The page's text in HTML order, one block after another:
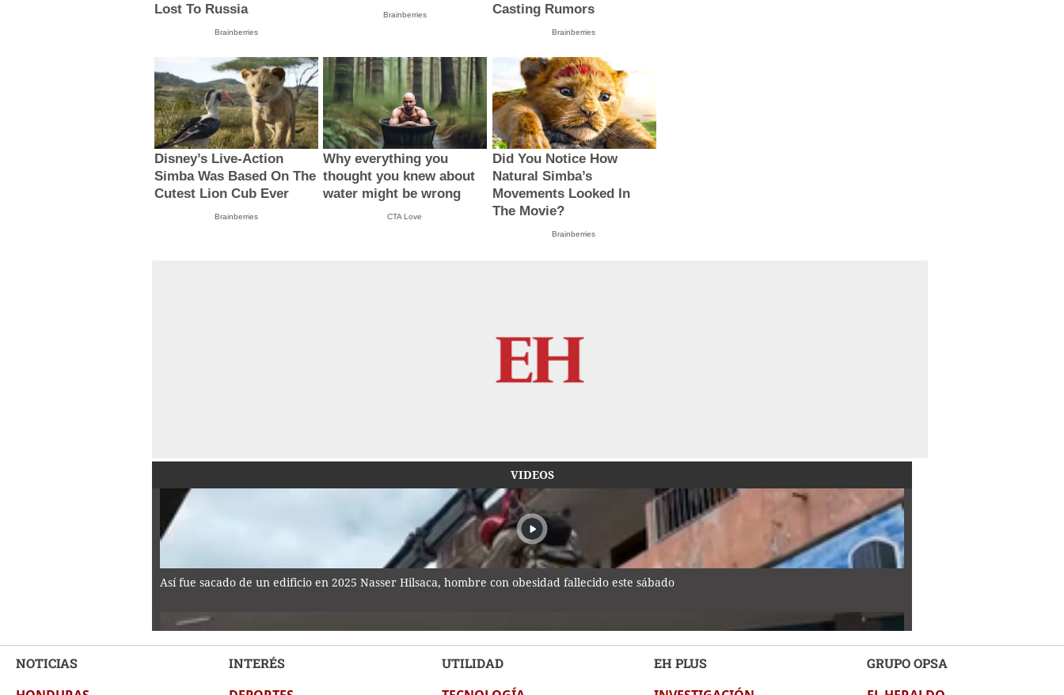
Lost To Russia
Brainberries
Brainberries
Casting Rumors
Brainberries
Disney’s Live-Action
Simba Was Based On The
Cutest Lion Cub Ever
Brainberries
Why everything you
thought you knew about
water might be wrong
CTA Love
Did You Notice How
Natural Simba’s
Movements Looked In
The Movie?
Brainberries
VIDEOS
Así fue sacado de un edificio en 2025 Nasser Hilsaca, hombre con obesidad fallecido este sábado
NOTICIAS INTERÉS UTILIDAD EH PLUS GRUPO OPSA